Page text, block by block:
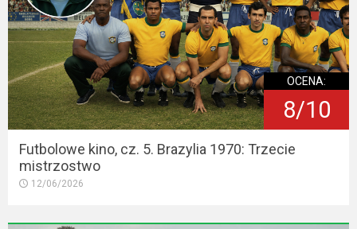
OCENA:
8/10
Futbolowe kino, cz. 5. Brazylia 1970: Trzecie
mistrzostwo
12/06/2026